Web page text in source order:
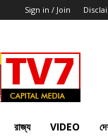
Sign in / Join
রাজ্য VIDEO